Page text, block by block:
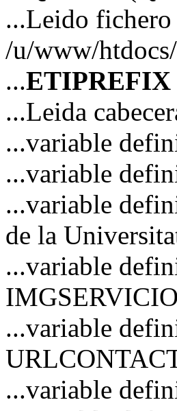
...Leido
/u/www/
...ETIPREFIX
...Leida
...variable
...variable
...variable
de la
...variable
...variable
...variable